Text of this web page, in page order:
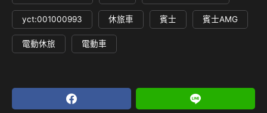
yct:001000993 休旅車 賓士 賓士AMG
電動休旅 電動車